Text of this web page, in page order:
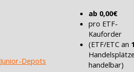
Junior-Depots
ab 0,00€
pro ETF-
Kauforder
(ETF/ETC an
handelbar)